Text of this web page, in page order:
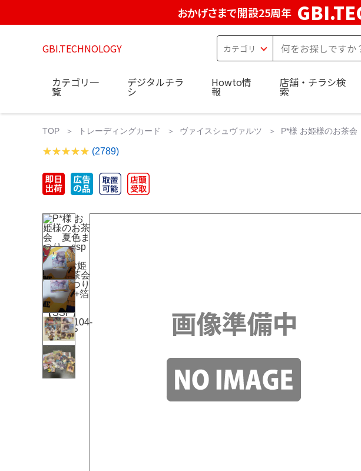
おかげさまで開設25周年
GBI.TECHNOLOGY
カテゴリ一
覧
デジタルチラ
シ
Howto情
報
店舗・チラシ検
索
TOP トレーディングカード ヴァイスシュヴァルツ P*様 お姫様のお茶
(2789)